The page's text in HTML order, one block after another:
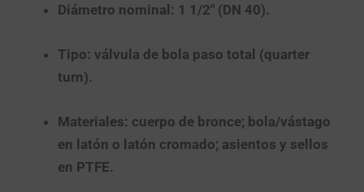
Diámetro nominal: 1 1/2″ (DN 40).
Tipo: válvula de bola paso total (quarter
turn).
Materiales: cuerpo de bronce; bola/vástago
en latón o latón cromado; asientos y sellos
en PTFE.